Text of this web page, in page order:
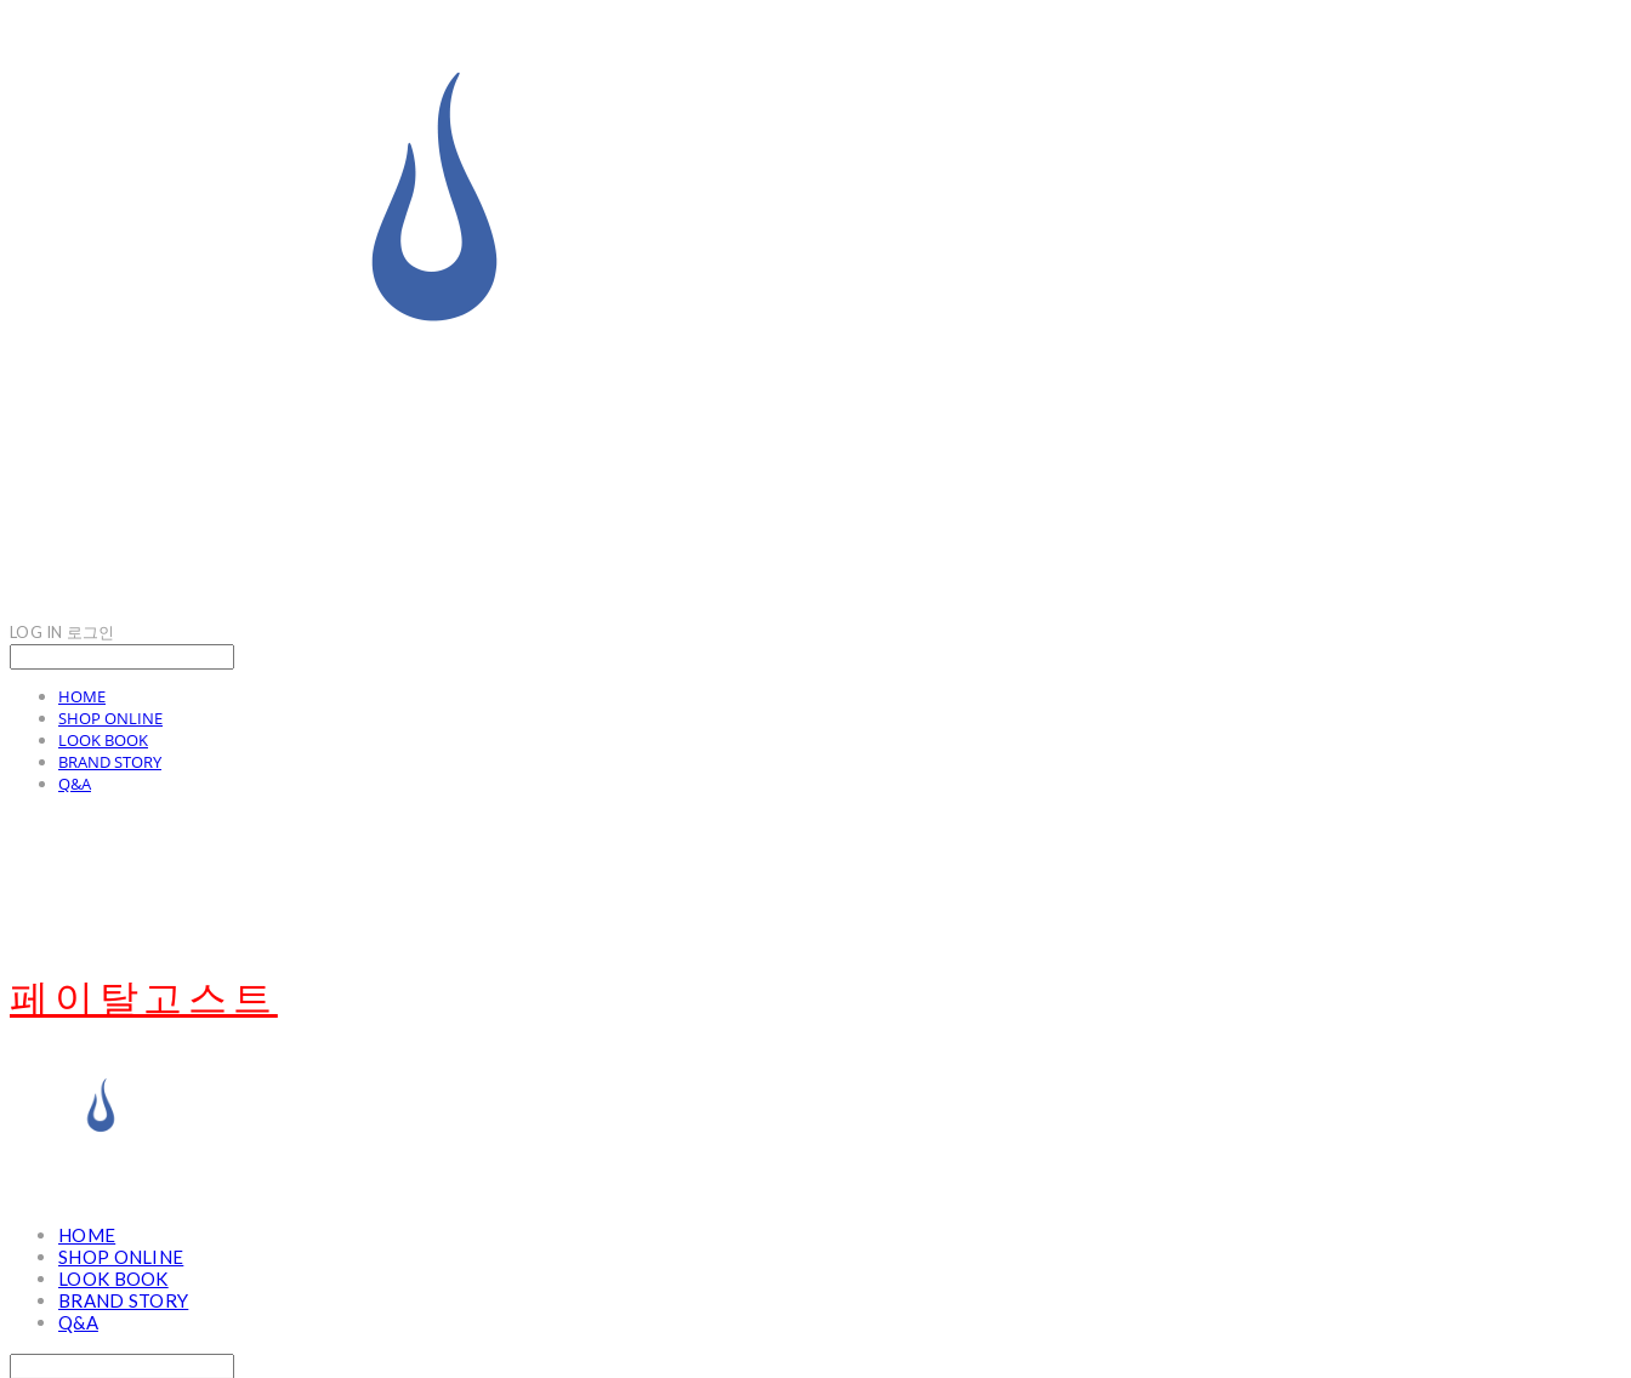
LOG IN 로그인
HOME
SHOP ONLINE
LOOK BOOK
BRAND STORY
Q&A
페이탈고스트
HOME
SHOP ONLINE
LOOK BOOK
BRAND STORY
Q&A